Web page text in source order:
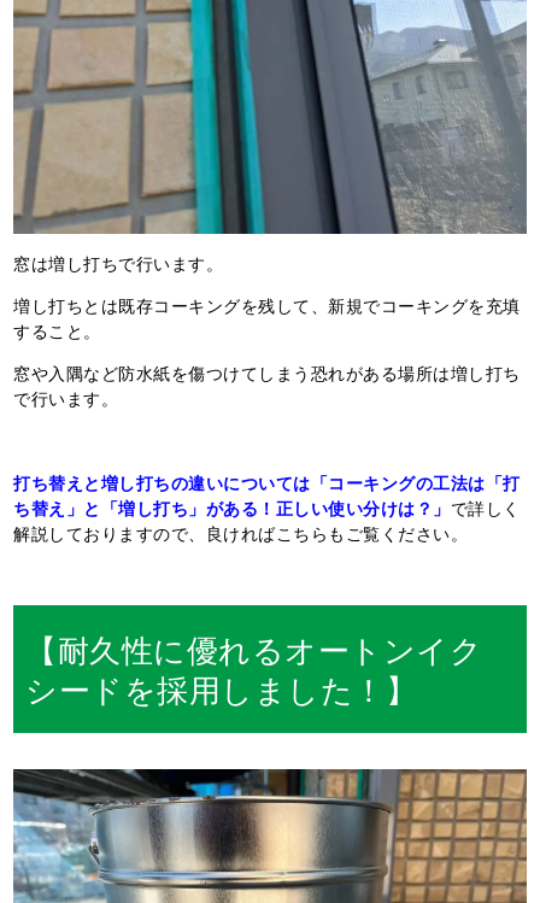
窓は増し打ちで行います。
増し打ちとは既存コーキングを残して、新規でコーキングを充填
すること。
窓や入隅など防水紙を傷つけてしまう恐れがある場所は増し打ち
で行います。
打ち替えと増し打ちの違いについては「コーキングの工法は「打
ち替え」と「増し打ち」がある！正しい使い分けは？」 で詳しく
解説しておりますので、良ければこちらもご覧ください。
【耐久性に優れるオートンイク
シードを採用しました！】